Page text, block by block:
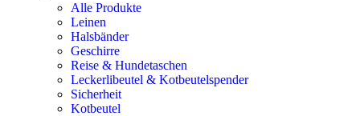
Alle Produkte
Leinen
Halsbänder
Geschirre
Reise & Hundetaschen
Leckerlibeutel & Kotbeutelspender
Sicherheit
Kotbeutel